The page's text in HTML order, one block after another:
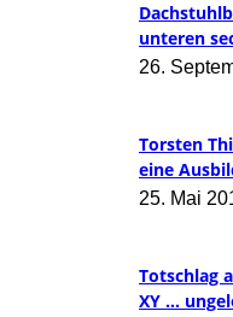
unteren
26.
Torsten
eine
25. Mai
Totschlag
XY …